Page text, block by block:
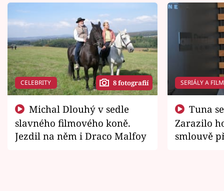
CELEBRITY 8 fotografií
slavného filmového koně.
Jezdil na něm i Draco Malfoy
SERIÁLY A
Zarazilo
smlouvě